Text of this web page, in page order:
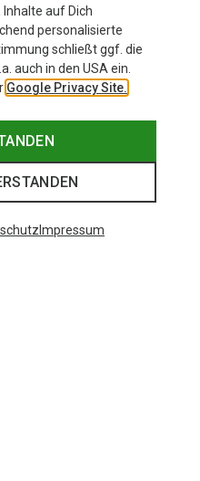
auf Dich
personalisierte
schließt ggf. die
auch in den USA ein.
Google Privacy Site.
Impressum